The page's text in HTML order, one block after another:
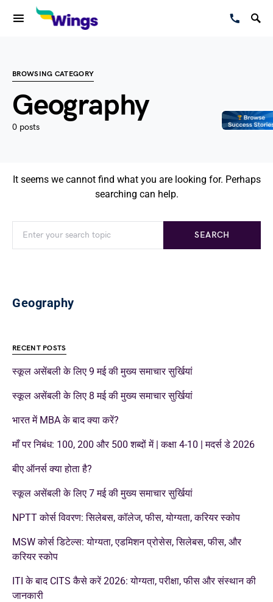
BROWSING CATEGORY
Geography
0 posts
It seems we cannot find what you are looking for. Perhaps
searching can help.
SEARCH
Geography
RECENT POSTS
स्कूल असेंबली के लिए 9 मई की मुख्य समाचार सुर्खियां
स्कूल असेंबली के लिए 8 मई की मुख्य समाचार सुर्खियां
भारत में MBA के बाद क्या करें?
माँ पर निबंध: 100, 200 और 500 शब्दों में | कक्षा 4-10 | मदर्स डे 2026
बीए ऑनर्स क्या होता है?
स्कूल असेंबली के लिए 7 मई की मुख्य समाचार सुर्खियां
NPTT कोर्स विवरण: सिलेबस, कॉलेज, फीस, योग्यता, करियर स्कोप
MSW कोर्स डिटेल्स: योग्यता, एडमिशन प्रोसेस, सिलेबस, फीस, और
करियर स्कोप
ITI के बाद CITS कैसे करें 2026: योग्यता, परीक्षा, फीस और संस्थान की
जानकारी